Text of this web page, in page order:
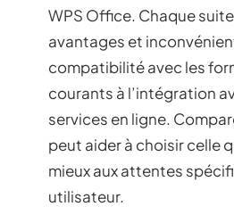
WPS Office. Chaque
avantages et
compatibilité avec les
courants à l’intégration
services en ligne.
peut aider à choisir celle
mieux aux attentes
utilisateur.